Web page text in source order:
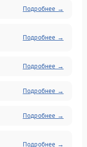
Подробнее →
Подробнее →
Подробнее →
Подробнее →
Подробнее →
Подробнее →